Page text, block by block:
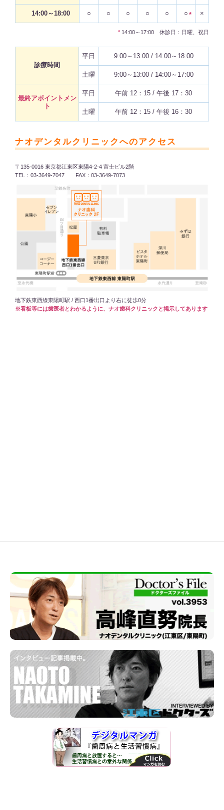
14:00～18:00 ○ ○ ○ ○ ○ ○ * ×
* 14:00～17:00 休診日：日曜、祝日
診療時間
平日 9:00～13:00 / 14:00～18:00
土曜 9:00～13:00 / 14:00～17:00
最終アポイントメン
ト
平日 午前 12：15 / 午後 17：30
土曜 午前 12：15 / 午後 16：30
ナオデンタルクリニックへのアクセス
〒135-0016 東京都江東区東陽4-2-4 富士ビル2階
TEL：03-3649-7047 FAX：03-3649-7073
地下鉄東西線東陽町駅 / 西口1番出口より右に徒歩0分
※看板等には歯医者とわかるように、ナオ歯科クリニックと掲示してあります